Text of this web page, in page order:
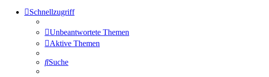
Schnellzugriff
Unbeantwortete Themen
Aktive Themen
Suche